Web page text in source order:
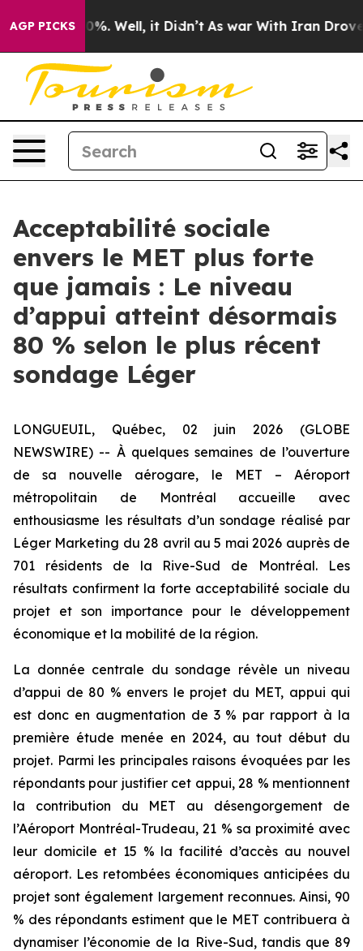
AGP PICKS40%. Well, it Didn’t As war With Iran Drove oil
Acceptabilité sociale
envers le MET plus forte
que jamais : Le niveau
d’appui atteint désormais
80 % selon le plus récent
sondage Léger
LONGUEUIL, Québec, 02 juin 2026 (GLOBE
NEWSWIRE) -- À quelques semaines de l’ouverture
de sa nouvelle aérogare, le MET – Aéroport
métropolitain de Montréal accueille avec
enthousiasme les résultats d’un sondage réalisé par
Léger Marketing du 28 avril au 5 mai 2026 auprès de
701 résidents de la Rive-Sud de Montréal. Les
résultats confirment la forte acceptabilité sociale du
projet et son importance pour le développement
économique et la mobilité de la région.
La donnée centrale du sondage révèle un niveau
d’appui de 80 % envers le projet du MET, appui qui
est donc en augmentation de 3 % par rapport à la
première étude menée en 2024, au tout début du
projet. Parmi les principales raisons évoquées par les
répondants pour justifier cet appui, 28 % mentionnent
la contribution du MET au désengorgement de
l’Aéroport Montréal-Trudeau, 21 % sa proximité avec
leur domicile et 15 % la facilité d’accès au nouvel
aéroport. Les retombées économiques anticipées du
projet sont également largement reconnues. Ainsi, 90
% des répondants estiment que le MET contribuera à
dynamiser l’économie de la Rive-Sud, tandis que 89